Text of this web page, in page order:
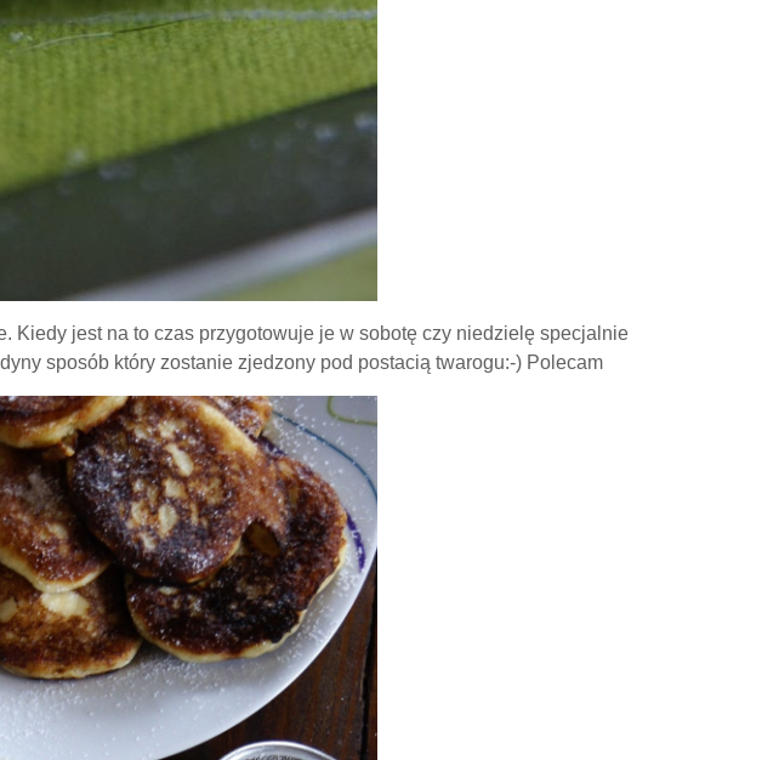
Kiedy jest na to czas przygotowuje je w sobotę czy niedzielę specjalnie
sposób który zostanie zjedzony pod postacią twarogu:-) Polecam